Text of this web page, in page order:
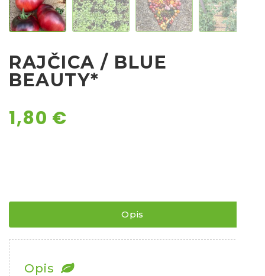
Chili
Ostalo sjeme
RAJČICA / BLUE
BEAUTY*
1,80 €
Opis
Opis